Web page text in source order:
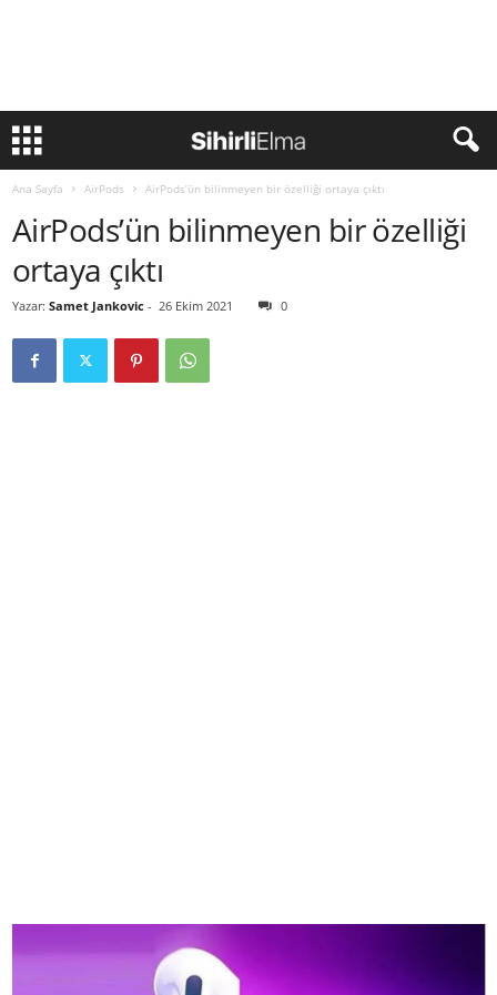
Ana Sayfa AirPods AirPods’ün bilinmeyen bir özelliği ortaya çıktı
AirPods’ün bilinmeyen bir özelliği
ortaya çıktı
Yazar: Samet Jankovic - 26 Ekim 2021 0